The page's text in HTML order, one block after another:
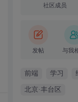
社区成员
发帖 与我
前端 学习
北京·丰台区